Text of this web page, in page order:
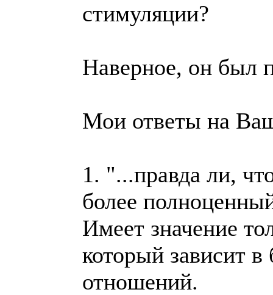
стимуляции?
Наверное, он был
Мои ответы на
1. "...правда ли,
более
Имеет значение
который зависит в
отношений.